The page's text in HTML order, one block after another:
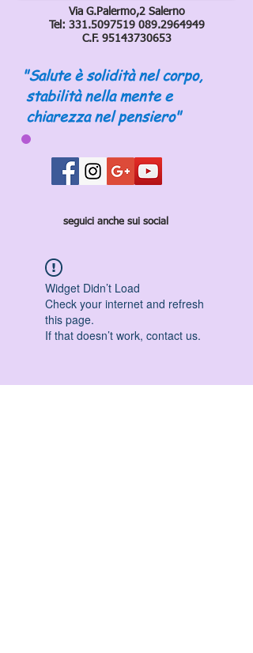
Via G.Palermo,2 Salerno
Tel: 331.5097519 089.2964949
C.F. 95143730653
"Salute è solidità nel corpo,
stabilità nella mente e
chiarezza nel pensiero"
seguici anche sui social
Widget Didn’t Load
Check your internet and refresh
this page.
If that doesn’t work, contact us.